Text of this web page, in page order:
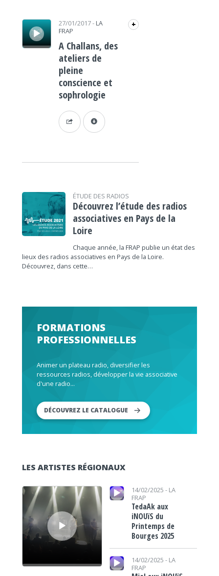
Lecteur audio 27/01/2017- LA
FRAP
+
A Challans, des
ateliers de
pleine
conscience et
sophrologie
ÉTUDE DES RADIOS
Découvrez l’étude des radios
associatives en Pays de la
Loire
Chaque année, la FRAP publie un état des
lieux des radios associatives en Pays de la Loire.
Découvrez, dans cette…
FORMATIONS
PROFESSIONNELLES
Animer un plateau radio, diversifier les
ressources radios, développer la vie associative
d'une radio...
DÉCOUVREZ LE CATALOGUE
LES ARTISTES RÉGIONAUX
Lecteur audio
Lecteur audio 14/02/2025 - LA
FRAP
TedaAk aux
iNOUïS du
Printemps de
Bourges 2025
Lecteur audio
14/02/2025 - LA
FRAP